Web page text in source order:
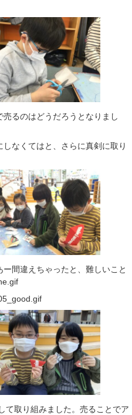
るのはどうだろうとなりまし
なくてはと、さらに真剣に取り
間違えちゃったと、難しいこと
て取り組みました。売ることでア